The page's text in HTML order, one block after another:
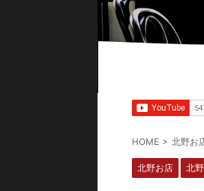
HOME > 北野お
北野お店 北